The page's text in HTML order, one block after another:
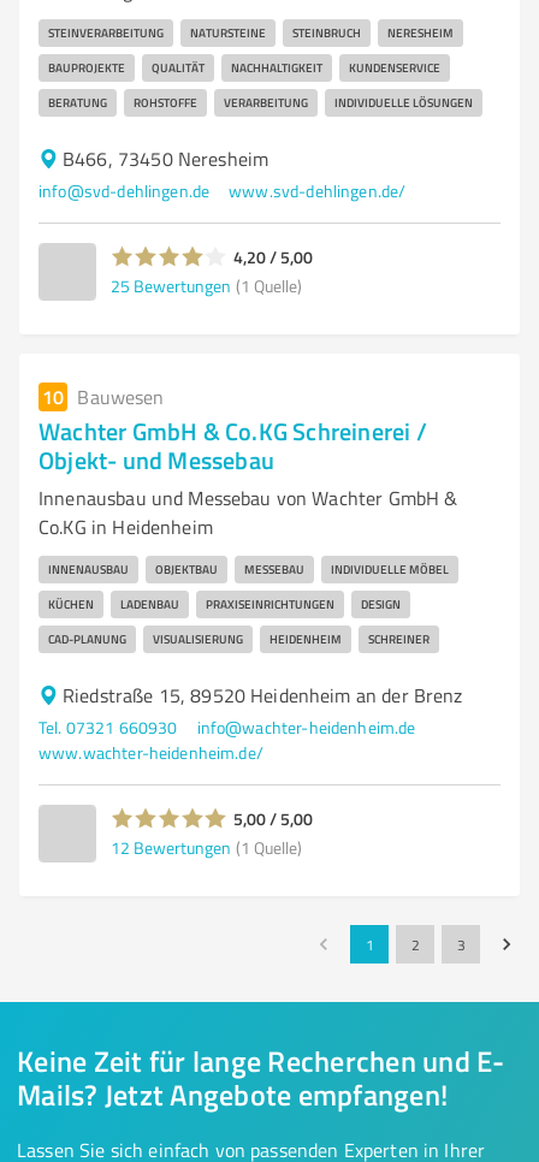
STEINVERARBEITUNG NATURSTEINE STEINBRUCH NERESHEIM
BAUPROJEKTE QUALITÄT NACHHALTIGKEIT KUNDENSERVICE
BERATUNG ROHSTOFFE VERARBEITUNG INDIVIDUELLE LÖSUNGEN
B466, 73450 Neresheim
info@svd-dehlingen.de www.svd-dehlingen.de/
4,20 / 5,00
25 Bewertungen (1 Quelle)
10 Bauwesen
Wachter GmbH & Co.KG Schreinerei /
Objekt- und Messebau
Innenausbau und Messebau von Wachter GmbH &
Co.KG in Heidenheim
INNENAUSBAU OBJEKTBAU MESSEBAU INDIVIDUELLE MÖBEL
KÜCHEN LADENBAU PRAXISEINRICHTUNGEN DESIGN
CAD-PLANUNG VISUALISIERUNG HEIDENHEIM SCHREINER
Riedstraße 15, 89520 Heidenheim an der Brenz
Tel. 07321 660930
info@wachter-heidenheim.de
www.wachter-heidenheim.de/
5,00 / 5,00
12 Bewertungen (1 Quelle)
1 2 3
Keine Zeit für lange Recherchen und E-
Mails? Jetzt Angebote empfangen!
Lassen Sie sich einfach von passenden Experten in Ihrer